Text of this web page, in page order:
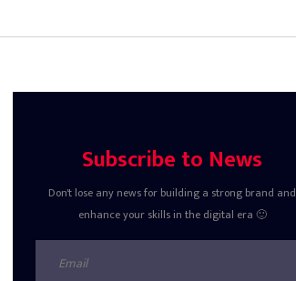
Subscribe to News
Don't lose any news for building a strong brand and
enhance your skills in the digital era 🙂